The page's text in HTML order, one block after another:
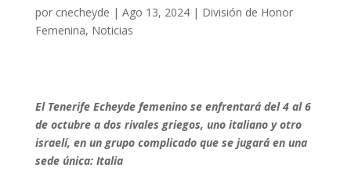
por cnecheyde | Ago 13, 2024| División de Honor
Femenina, Noticias
El Tenerife Echeyde femenino se enfrentará del 4 al 6
de octubre a dos rivales griegos, uno italiano y otro
israelí, en un grupo complicado que se jugará en una
sede única: Italia